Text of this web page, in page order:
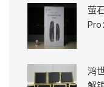
萤
Pro
鸿